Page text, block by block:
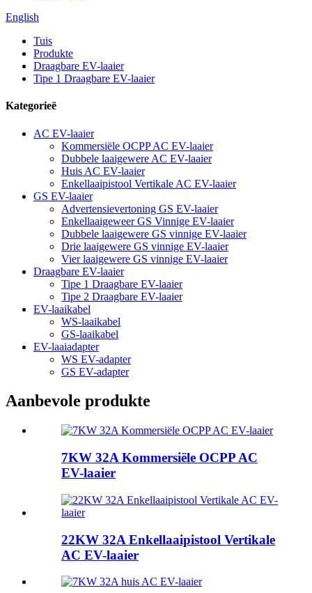
English
Tuis
Produkte
Draagbare EV-laaier
Tipe 1 Draagbare EV-laaier
Kategorieë
AC EV-laaier
Kommersiële OCPP AC EV-laaier
Dubbele laaigewere AC EV-laaier
Huis AC EV-laaier
Enkellaaipistool Vertikale AC EV-laaier
GS EV-laaier
Advertensievertoning GS EV-laaier
Enkellaaigeweer GS Vinnige EV-laaier
Dubbele laaigewere GS vinnige EV-laaier
Drie laaigewere GS vinnige EV-laaier
Vier laaigewere GS vinnige EV-laaier
Draagbare EV-laaier
Tipe 1 Draagbare EV-laaier
Tipe 2 Draagbare EV-laaier
EV-laaikabel
WS-laaikabel
GS-laaikabel
EV-laaiadapter
WS EV-adapter
GS EV-adapter
Aanbevole produkte
7KW 32A Kommersiële OCPP AC
EV-laaier
22KW 32A Enkellaaipistool Vertikale
AC EV-laaier